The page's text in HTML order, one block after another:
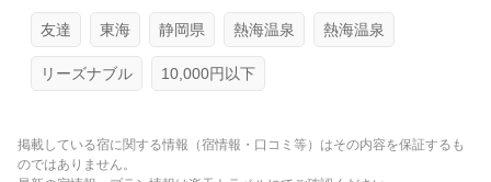
友達 東海 静岡県 熱海温泉 熱海温泉
リーズナブル 10,000円以下
掲載している宿に関する情報（宿情報・口コミ等）はその内容を保証するも
のではありません。